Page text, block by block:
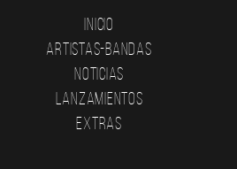
Inicio
Artistas-Bandas
Noticias
Lanzamientos
Extras